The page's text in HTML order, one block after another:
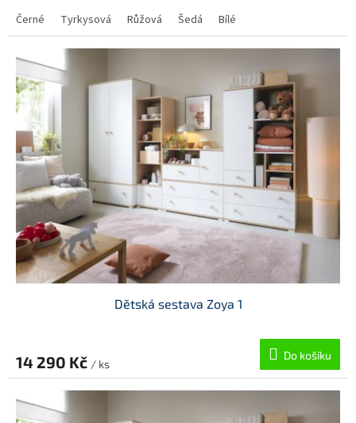
A
Černé Tyrkysová Růžová Šedá Bílé
Dětská sestava Zoya 1
14 290 Kč / ks
Do košíku